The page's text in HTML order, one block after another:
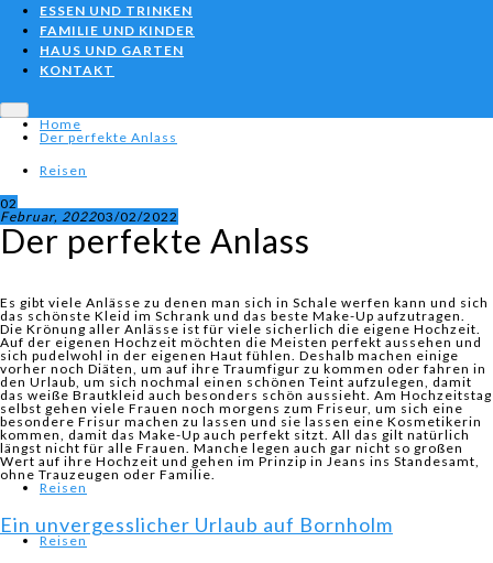
ESSEN UND TRINKEN
FAMILIE UND KINDER
HAUS UND GARTEN
KONTAKT
Home
Der perfekte Anlass
Reisen
02
Februar, 202203/02/2022
Der perfekte Anlass
Es gibt viele Anlässe zu denen man sich in Schale werfen kann und sich
das schönste Kleid im Schrank und das beste Make-Up aufzutragen.
Die Krönung aller Anlässe ist für viele sicherlich die eigene Hochzeit.
Auf der eigenen Hochzeit möchten die Meisten perfekt aussehen und
sich pudelwohl in der eigenen Haut fühlen. Deshalb machen einige
vorher noch Diäten, um auf ihre Traumfigur zu kommen oder fahren in
den Urlaub, um sich nochmal einen schönen Teint aufzulegen, damit
das weiße Brautkleid auch besonders schön aussieht. Am Hochzeitstag
selbst gehen viele Frauen noch morgens zum Friseur, um sich eine
besondere Frisur machen zu lassen und sie lassen eine Kosmetikerin
kommen, damit das Make-Up auch perfekt sitzt. All das gilt natürlich
längst nicht für alle Frauen. Manche legen auch gar nicht so großen
Wert auf ihre Hochzeit und gehen im Prinzip in Jeans ins Standesamt,
ohne Trauzeugen oder Familie.
Reisen
Ein unvergesslicher Urlaub auf Bornholm
Reisen